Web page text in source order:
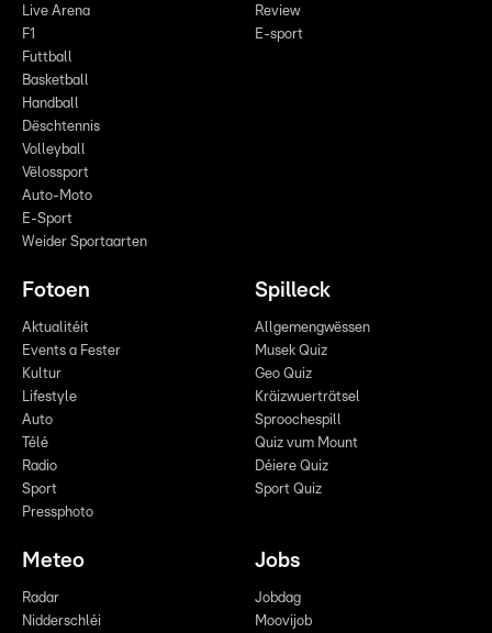
Live Arena
F1
Futtball
Basketball
Handball
Dëschtennis
Volleyball
Vëlossport
Auto-Moto
E-Sport
Weider Sportaarten
Review
E-sport
Fotoen
Aktualitéit
Events a Fester
Kultur
Lifestyle
Auto
Télé
Radio
Sport
Pressphoto
Spilleck
Allgemengwëssen
Musek Quiz
Geo Quiz
Kräizwuerträtsel
Sproochespill
Quiz vum Mount
Déiere Quiz
Sport Quiz
Meteo
Radar
Nidderschléi
Jobs
Jobdag
Moovijob